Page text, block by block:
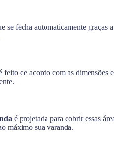
fecha automaticamente graças
feito de acordo com as dimensões
é projetada para cobrir essas
máximo sua varanda.